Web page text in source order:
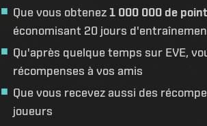
Que vous obtenez1 000 000 de
économisant 20 jours
Qu'après quelque temps sur EVE,
récompenses à vos amis
Que vous recevez aussi des
joueurs